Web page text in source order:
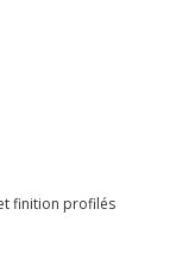
finition profilés